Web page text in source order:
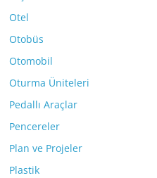
Otel
Otobüs
Otomobil
Oturma Üniteleri
Pedallı Araçlar
Pencereler
Plan ve Projeler
Plastik